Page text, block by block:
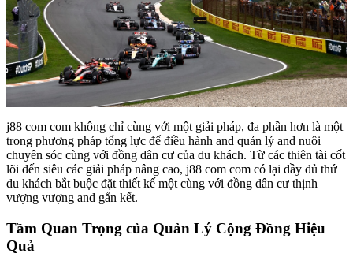
j88 com com không chỉ cùng với một giải pháp, đa phần hơn là một
trong phương pháp tổng lực để điều hành and quản lý and nuôi
chuyên sóc cùng với đồng dân cư của du khách. Từ các thiên tài cốt
lõi đến siêu các giải pháp nâng cao, j88 com com có lại đầy đủ thứ
du khách bắt buộc đặt thiết kế một cùng với đồng dân cư thịnh
vượng vượng and gắn kết.
Tầm Quan Trọng của Quản Lý Cộng Đồng Hiệu
Quả